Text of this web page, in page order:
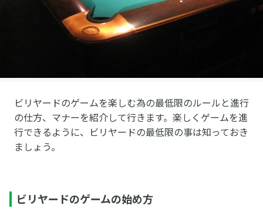
ビリヤードのゲームを楽しむ為の最低限のルールと進行
の仕方、マナーを紹介して行きます。楽しくゲームを進
行できるように、ビリヤードの最低限の事は知っておき
ましょう。
ビリヤードのゲームの始め方